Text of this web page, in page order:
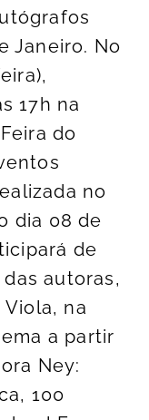
Janeiro. No
17h na
do
no
dia 08 de
de
autoras,
na
a partir
Ney:
100